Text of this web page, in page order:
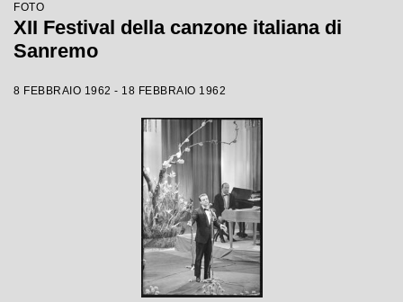
FOTO
XII Festival della canzone italiana di
Sanremo
8 FEBBRAIO 1962 - 18 FEBBRAIO 1962